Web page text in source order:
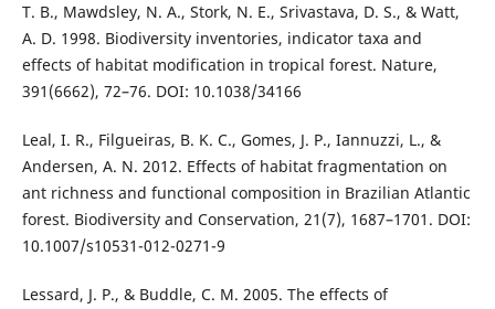
T. B., Mawdsley, N. A., Stork, N. E., Srivastava, D. S., & Watt,
A. D. 1998. Biodiversity inventories, indicator taxa and
effects of habitat modification in tropical forest. Nature,
391(6662), 72–76. DOI: 10.1038/34166
Leal, I. R., Filgueiras, B. K. C., Gomes, J. P., Iannuzzi, L., &
Andersen, A. N. 2012. Effects of habitat fragmentation on
ant richness and functional composition in Brazilian Atlantic
forest. Biodiversity and Conservation, 21(7), 1687–1701. DOI:
10.1007/s10531-012-0271-9
Lessard, J. P., & Buddle, C. M. 2005. The effects of